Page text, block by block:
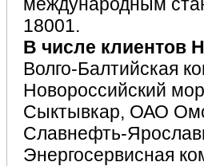
18001.
В числе клиентов
Волго-Балтийская
Новороссийский
Сыктывкар, ОАО
Славнефть-
Энергосервисная